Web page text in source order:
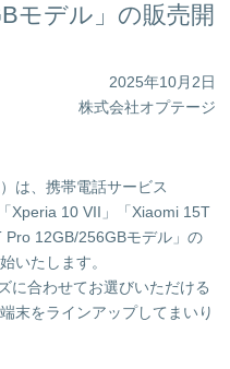
モデル」の販売開
2025年10月2日
株式会社オプテージ
は、携帯電話サービス
Xperia 10 VII」「Xiaomi 15T
12GB/256GBモデル」の
いたします。
に合わせてお選びいただける
末をラインアップしてまいり